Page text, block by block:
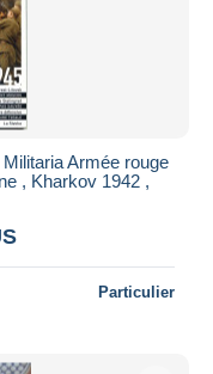
Armée rouge
, Kharkov 1942 ,
Particulier